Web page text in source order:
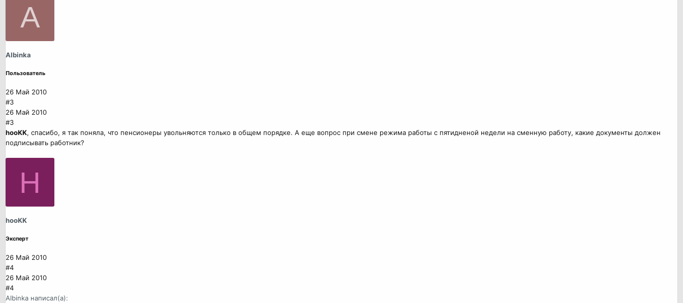
A
Albinka
Пользователь
26 Май 2010
#3
26 Май 2010
#3
hooKK, спасибо, я так поняла, что пенсионеры увольняются только в общем порядке. А еще вопрос при смене режима работы с пятидненой недели на сменную работу, какие документы должен
подписывать работник?
H
hooKK
Эксперт
26 Май 2010
#4
26 Май 2010
#4
Albinka написал(а):